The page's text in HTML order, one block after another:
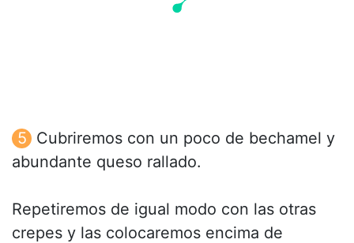
Cubriremos con un poco de bechamel y
abundante queso rallado.
Repetiremos de igual modo con las otras
crepes y las colocaremos encima de